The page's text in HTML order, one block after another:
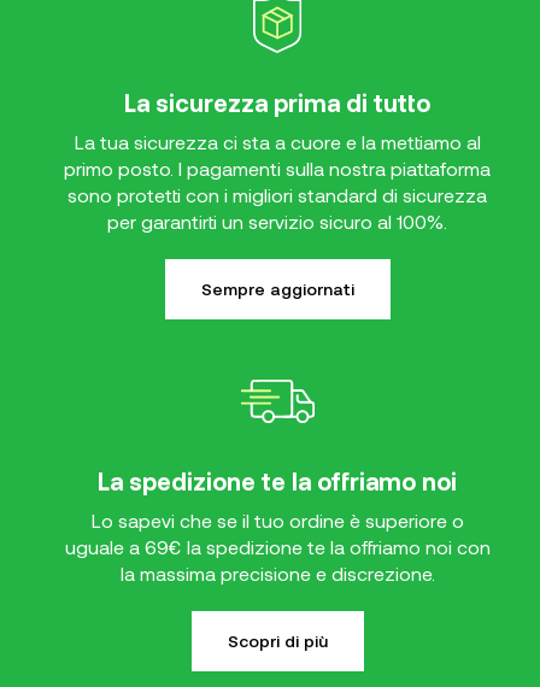
La sicurezza prima di tutto
La tua sicurezza ci sta a cuore e la mettiamo al
primo posto. I pagamenti sulla nostra piattaforma
sono protetti con i migliori standard di sicurezza
per garantirti un servizio sicuro al 100%.
Sempre aggiornati
La spedizione te la offriamo noi
Lo sapevi che se il tuo ordine è superiore o
uguale a 69€ la spedizione te la offriamo noi con
la massima precisione e discrezione.
Scopri di più